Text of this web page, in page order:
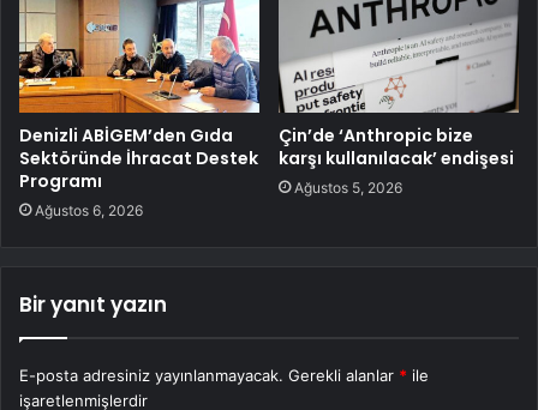
Denizli ABİGEM’den Gıda
Sektöründe İhracat Destek
Programı
Ağustos 6, 2026
Çin’de ‘Anthropic bize
karşı kullanılacak’ endişesi
Ağustos 5, 2026
Bir yanıt yazın
E-posta adresiniz yayınlanmayacak. Gerekli alanlar * ile
işaretlenmişlerdir